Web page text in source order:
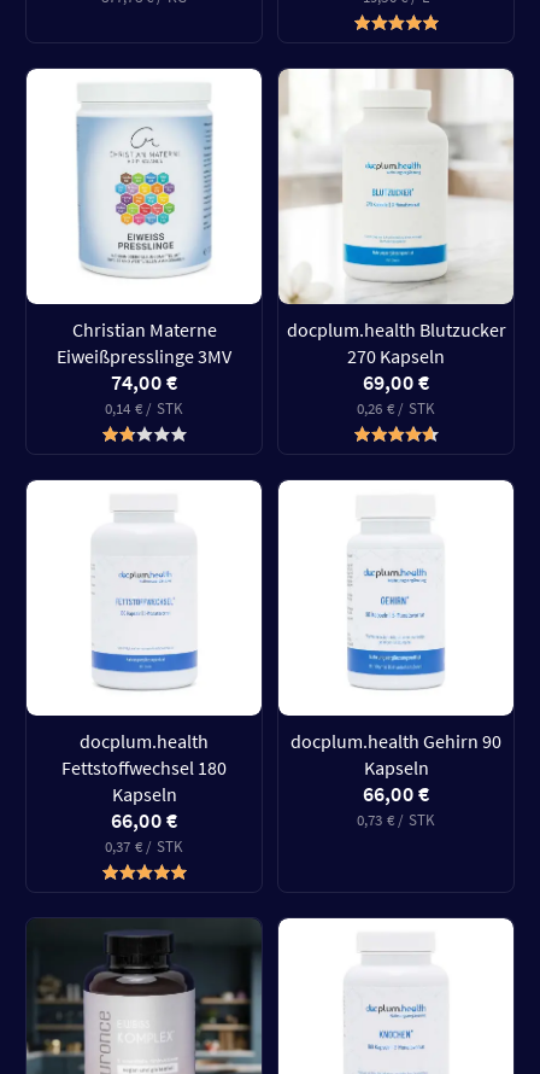
Christian Materne
Eiweißpresslinge 3MV
74,00 €
0,14 € / STK
docplum.health Blutzucker
270 Kapseln
69,00 €
0,26 € / STK
docplum.health
Fettstoffwechsel 180
Kapseln
66,00 €
0,37 € / STK
docplum.health Gehirn 90
Kapseln
66,00 €
0,73 € / STK